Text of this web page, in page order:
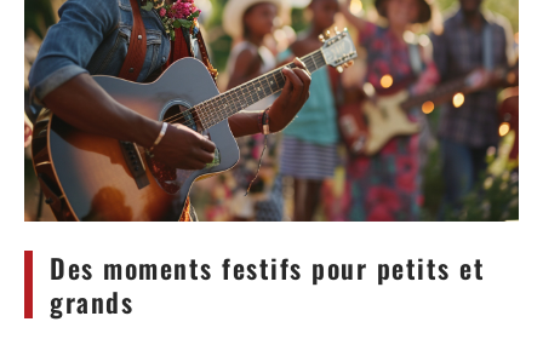
Des moments festifs pour petits et
grands